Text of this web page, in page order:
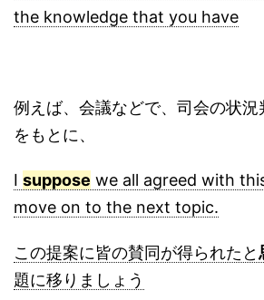
the knowledge that you have
例えば、会議などで、司会の状況
をもとに、
I suppose we all agreed with
move on to the next topic.
この提案に皆の賛同が得られたと
題に移りましょう